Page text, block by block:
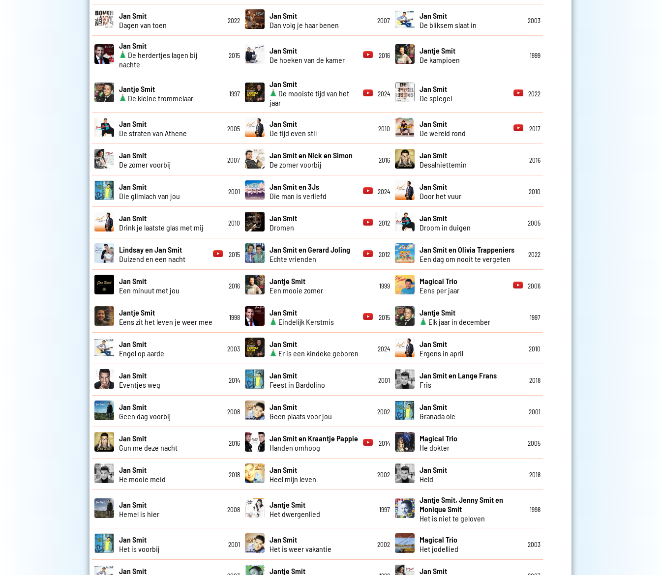
Jan Smit
Dagen van toen
2022
Jan Smit
Dan volg je haar benen
2007
Jan Smit
De bliksem slaat in
2003
Jan Smit
De herdertjes lagen bij
nachte
2015
Jan Smit
De hoeken van de kamer
2016
Jantje Smit
De kampioen
1999
Jantje Smit
De kleine trommelaar
1997
Jan Smit
De mooiste tijd van het
jaar
2024
Jan Smit
De spiegel
2022
Jan Smit
De straten van Athene
2005
Jan Smit
De tijd even stil
2010
Jan Smit
De wereld rond
2017
Jan Smit
De zomer voorbij
2007
Jan Smit en Nick en Simon
De zomer voorbij
2016
Jan Smit
Desalniettemin
2016
Jan Smit
Die glimlach van jou
2001
Jan Smit en 3Js
Die man is verliefd
2024
Jan Smit
Door het vuur
2010
Jan Smit
Drink je laatste glas met mij
2010
Jan Smit
Dromen
2012
Jan Smit
Droom in duigen
2005
Lindsay en Jan Smit
Duizend en een nacht
2015
Jan Smit en Gerard Joling
Echte vrienden
2012
Jan Smit en Olivia Trappeniers
Een dag om nooit te vergeten
2022
Jan Smit
Een minuut met jou
2016
Jantje Smit
Een mooie zomer
1999
Magical Trio
Eens per jaar
2006
Jantje Smit
Eens zit het leven je weer mee
1998
Jan Smit
Eindelijk Kerstmis
2015
Jantje Smit
Elk jaar in december
1997
Jan Smit
Engel op aarde
2003
Jan Smit
Er is een kindeke geboren
2024
Jan Smit
Ergens in april
2010
Jan Smit
Eventjes weg
2014
Jan Smit
Feest in Bardolino
2001
Jan Smit en Lange Frans
Fris
2018
Jan Smit
Geen dag voorbij
2008
Jan Smit
Geen plaats voor jou
2002
Jan Smit
Granada ole
2001
Jan Smit
Gun me deze nacht
2016
Jan Smit en Kraantje Pappie
Handen omhoog
2014
Magical Trio
He dokter
2005
Jan Smit
He mooie meid
2018
Jan Smit
Heel mijn leven
2002
Jan Smit
Held
2018
Jan Smit
Hemel is hier
2008
Jantje Smit
Het dwergenlied
1997
Jantje Smit, Jenny Smit en
Monique Smit
Het is niet te geloven
1998
Jan Smit
Het is voorbij
2001
Jan Smit
Het is weer vakantie
2002
Magical Trio
Het jodellied
2003
Jan Smit Jantje Smit Jan Smit